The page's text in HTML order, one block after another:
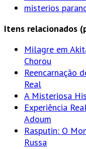
misterios
Itens relacionados
Milagre em
Chorou
Reencarnação
Real
A Misteriosa
Experiência
Adoum
Rasputin: O
Russa